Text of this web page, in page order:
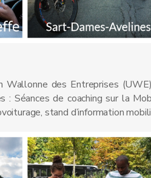
Wallonne des Entreprises
Séances de coaching sur la
stand d’information